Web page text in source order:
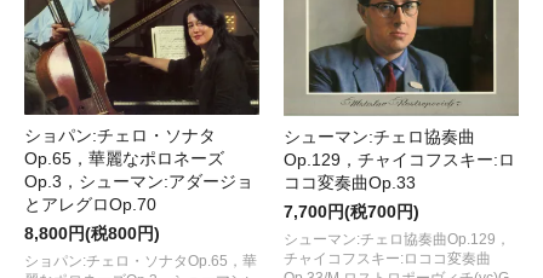
ショパン:チェロ・ソナタ
Op.65，華麗なポロネーズ
Op.3，シューマン:アダージョ
とアレグロOp.70
8,800円(税800円)
ショパン:チェロ・ソナタOp.65，華
シューマン:チェロ協奏曲
Op.129，チャイコフスキー:ロ
ココ変奏曲Op.33
7,700円(税700円)
シューマン:チェロ協奏曲Op.129，
チャイコフスキー:ロココ変奏曲